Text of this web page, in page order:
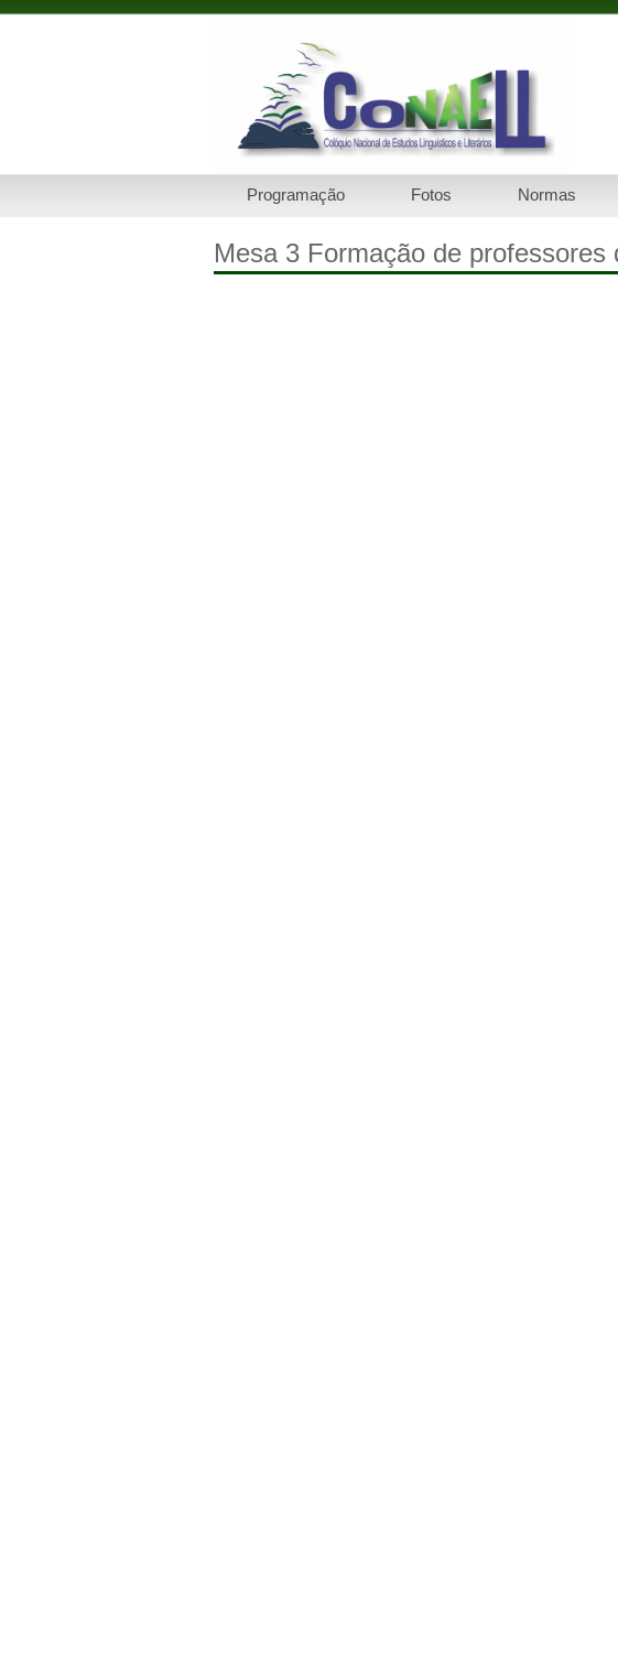
Programação Fotos Normas
Mesa 3 Formação de